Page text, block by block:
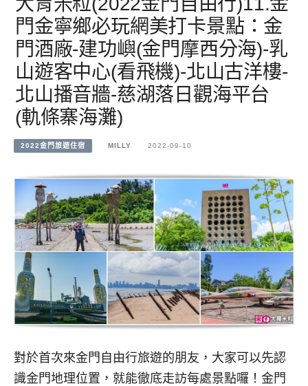
門金寧鄉必玩網美打卡景點：金
門酒廠-建功嶼(金門摩西分海)-乳
山遊客中心(看飛機)-北山古洋樓-
北山播音牆-慈湖落日觀海平台
(軌條寨海灘)
2022金門旅遊住宿 MILLY 2022-09-10
對於首次來金門自由行旅遊的朋友，大家可以先認
識金門地理位置，就能徹底走訪每處景點囉！金門